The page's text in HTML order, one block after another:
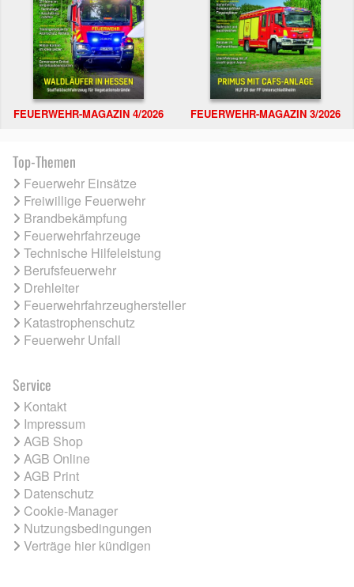
FEUERWEHR-MAGAZIN 4/2026 FEUERWEHR-MAGAZIN 3/2026
Top-Themen
Feuerwehr Einsätze
Freiwillige Feuerwehr
Brandbekämpfung
Feuerwehrfahrzeuge
Technische Hilfeleistung
Berufsfeuerwehr
Drehleiter
Feuerwehrfahrzeughersteller
Katastrophenschutz
Feuerwehr Unfall
Service
Kontakt
Impressum
AGB Shop
AGB Online
AGB Print
Datenschutz
Cookie-Manager
Nutzungsbedingungen
Verträge hier kündigen